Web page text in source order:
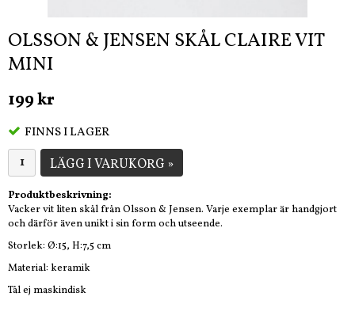
OLSSON & JENSEN SKÅL CLAIRE VIT
MINI
199 kr
FINNS I LAGER
LÄGG I VARUKORG »
Produktbeskrivning:
Vacker vit liten skål från Olsson & Jensen. Varje exemplar är handgjort
och därför även unikt i sin form och utseende.
Storlek: Ø:15, H:7,5 cm
Material: keramik
Tål ej maskindisk